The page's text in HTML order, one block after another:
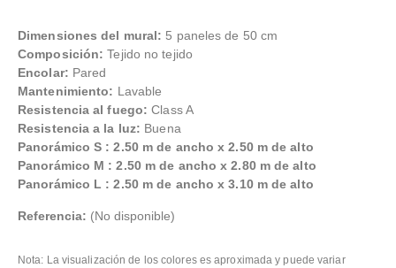
Dimensiones del mural: 5 paneles de 50 cm
Composición: Tejido no tejido
Encolar: Pared
Mantenimiento: Lavable
Resistencia al fuego: Class A
Resistencia a la luz: Buena
Panorámico S : 2.50 m de ancho x 2.50 m de alto
Panorámico M : 2.50 m de ancho x 2.80 m de alto
Panorámico L : 2.50 m de ancho x 3.10 m de alto
Referencia: (No disponible)
Nota: La visualización de los colores es aproximada y puede variar